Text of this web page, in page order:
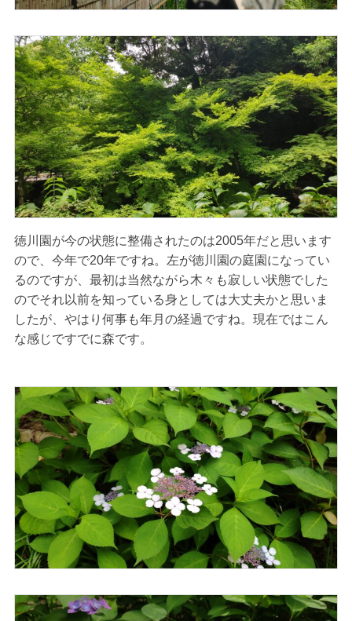
徳川園が今の状態に整備されたのは2005年だと思います
ので、今年で20年ですね。左が徳川園の庭園になってい
るのですが、最初は当然ながら木々も寂しい状態でした
のでそれ以前を知っている身としては大丈夫かと思いま
したが、やはり何事も年月の経過ですね。現在ではこん
な感じですでに森です。